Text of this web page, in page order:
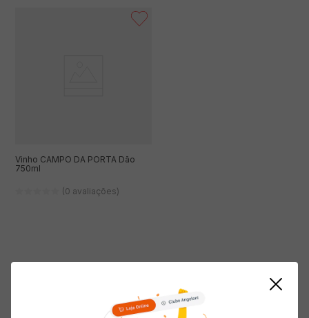
Vinho CAMPO DA PORTA Dão
750ml
(0 avaliações)